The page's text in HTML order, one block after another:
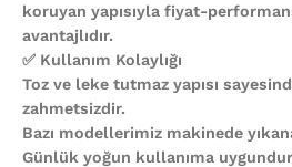
koruyan yapısıyla fiyat-
avantajlıdır.
✅ Kullanım Kolaylığı
Toz ve leke tutmaz yapısı
zahmetsizdir.
Bazı modellerimiz makinede
Günlük yoğun kullanıma